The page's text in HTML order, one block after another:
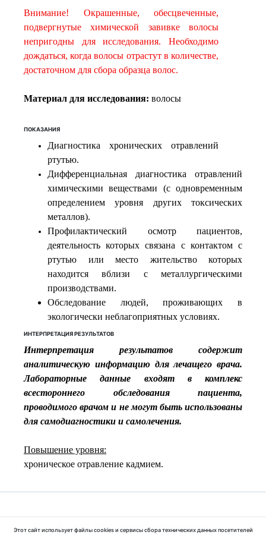
Этот сайт использует файлы cookies и сервисы сбора технических данных посетителей
Внимание! Окрашенные, обесцвеченные,
подвергнутые химической завивке волосы
непригодны для исследования. Необходимо
дождаться, когда волосы отрастут в количестве,
достаточном для сбора образца волос.
Материал для исследования: волосы
ПОКАЗАНИЯ
Диагностика хронических отравлений
ртутью.
Дифференциальная диагностика отравлений
химическими веществами (с одновременным
определением уровня других токсических
металлов).
Профилактический осмотр пациентов,
деятельность которых связана с контактом с
ртутью или место жительство которых
находится вблизи с металлургическими
производствами.
Обследование людей, проживающих в
экологически неблагоприятных условиях.
ИНТЕРПРЕТАЦИЯ РЕЗУЛЬТАТОВ
Интерпретация результатов содержит
аналитическую информацию для лечащего врача.
Лабораторные данные входят в комплекс
всестороннего обследования пациента,
проводимого врачом и не могут быть использованы
для самодиагностики и самолечения.
Повышение уровня:
хроническое отравление кадмием.
© 2025 ООО «МедЛабЭкспресс»